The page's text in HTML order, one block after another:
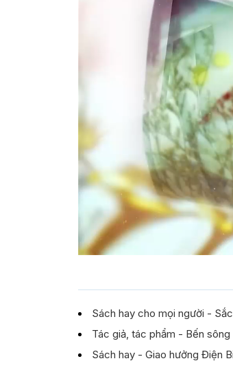
Sách hay cho mọi người -
Tác giả, tác phẩm - Bến sông
Sách hay - Giao hưởng Điện